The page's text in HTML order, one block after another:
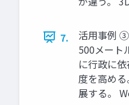
7.
活用事例
500メート
に行政に
度を高め
展する。